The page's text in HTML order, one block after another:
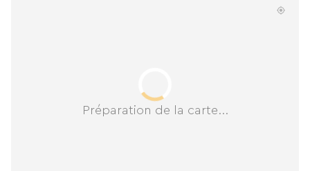
Préparation de la carte...